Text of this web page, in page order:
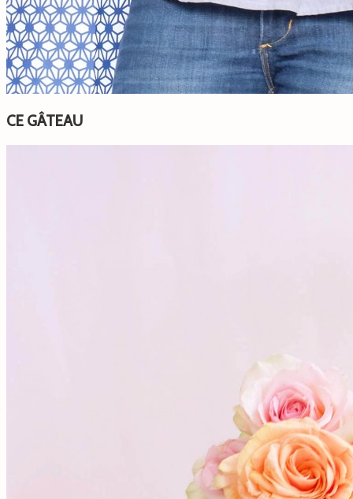
CE GÂTEAU